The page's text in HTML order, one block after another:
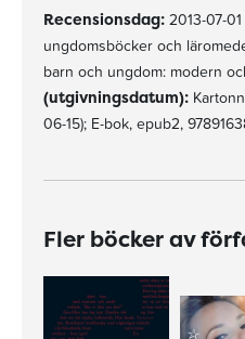
Recensionsdag: 2013-07-01
ungdomsböcker och
barn och ungdom: modern
(utgivningsdatum):
06-15); E-bok, epub2,
Fler böcker av